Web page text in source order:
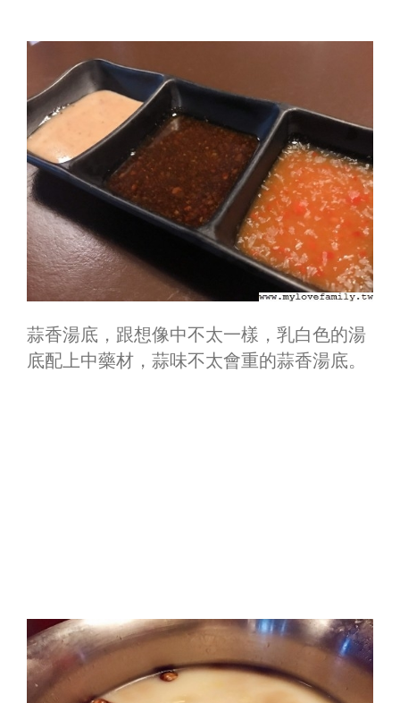
蒜香湯底，跟想像中不太一樣，乳白色的湯
底配上中藥材，蒜味不太會重的蒜香湯底。